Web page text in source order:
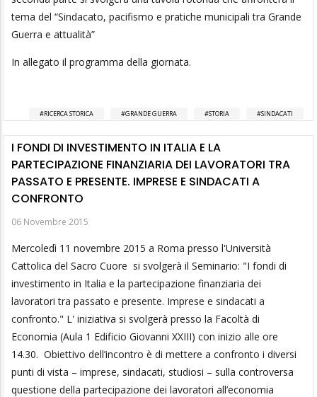
tema del “Sindacato, pacifismo e pratiche municipali tra Grande
Guerra e attualità”
In allegato il programma della giornata.
RICERCA STORICA GRANDE GUERRA STORIA SINDACATI
I FONDI DI INVESTIMENTO IN ITALIA E LA
PARTECIPAZIONE FINANZIARIA DEI LAVORATORI TRA
PASSATO E PRESENTE. IMPRESE E SINDACATI A
CONFRONTO
06 Novembre 2015
Mercoledì 11 novembre 2015 a Roma presso l'Università
Cattolica del Sacro Cuore si svolgerà il Seminario: "I fondi di
investimento in Italia e la partecipazione finanziaria dei
lavoratori tra passato e presente. Imprese e sindacati a
confronto." L' iniziativa si svolgerà presso la Facoltà di
Economia (Aula 1 Edificio Giovanni XXIII) con inizio alle ore
14.30. Obiettivo dell’incontro è di mettere a confronto i diversi
punti di vista – imprese, sindacati, studiosi – sulla controversa
questione della partecipazione dei lavoratori all’economia